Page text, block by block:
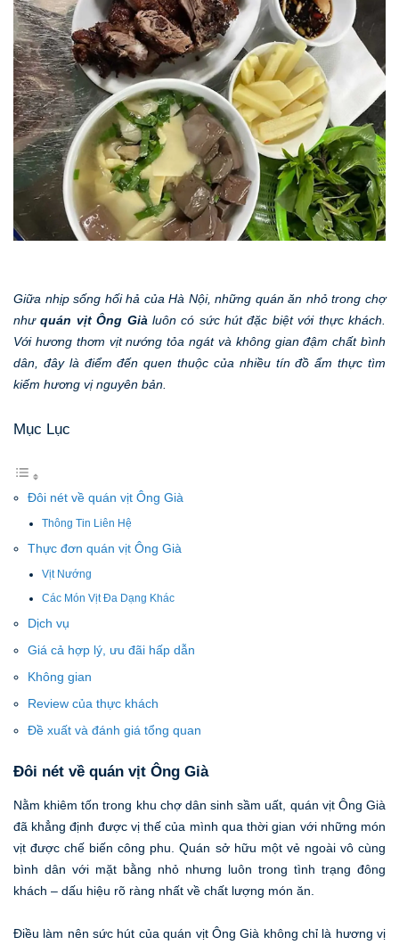
Giữa nhịp sống hối hả của Hà Nội, những quán ăn nhỏ trong chợ
nhưquán vịt Ông Già luôn có sức hút đặc biệt với thực khách.
Với hương thơm vịt nướng tỏa ngát và không gian đậm chất bình
dân, đây là điểm đến quen thuộc của nhiều tín đồ ẩm thực tìm
kiếm hương vị nguyên bản.
Mục Lục
Đôi nét về quán vịt Ông Già
Thông Tin Liên Hệ
Thực đơn quán vịt Ông Già
Vịt Nướng
Các Món Vịt Đa Dạng Khác
Dịch vụ
Giá cả hợp lý, ưu đãi hấp dẫn
Không gian
Review của thực khách
Đề xuất và đánh giá tổng quan
Đôi nét về quán vịt Ông Già
Nằm khiêm tốn trong khu chợ dân sinh sầm uất, quán vịt Ông Già
đã khẳng định được vị thế của mình qua thời gian với những món
vịt được chế biến công phu. Quán sở hữu một vẻ ngoài vô cùng
bình dân với mặt bằng nhỏ nhưng luôn trong tình trạng đông
khách – dấu hiệu rõ ràng nhất về chất lượng món ăn.
Điều làm nên sức hút của quán vịt Ông Già không chỉ là hương vị